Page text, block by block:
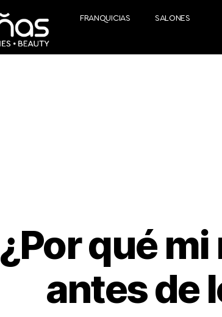
FRANQUICIAS SALONES
¿Por qué
antes de